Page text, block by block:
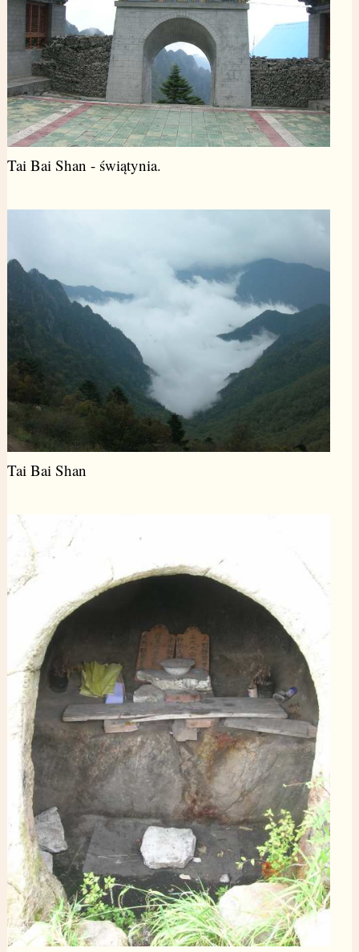
Tai Bai Shan - świątynia.
Tai Bai Shan